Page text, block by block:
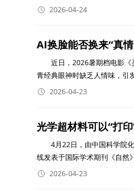
2026-04-24
AI换脸能否换来“真
近日，2026暑期档电影《
青经典眼神时缺乏人情味，
2026-04-23
光学超材料可以“打
4月22日，由中国科学院化
线发表于国际学术期刊《自然
2026-04-23